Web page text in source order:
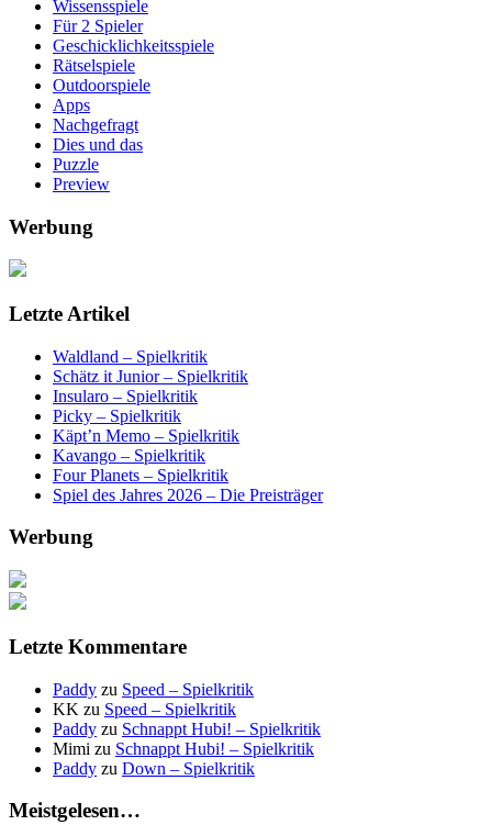
Wissensspiele
Für 2 Spieler
Geschicklichkeitsspiele
Rätselspiele
Outdoorspiele
Apps
Nachgefragt
Dies und das
Puzzle
Preview
Werbung
Letzte Artikel
Waldland – Spielkritik
Schätz it Junior – Spielkritik
Insularo – Spielkritik
Picky – Spielkritik
Käpt’n Memo – Spielkritik
Kavango – Spielkritik
Four Planets – Spielkritik
Spiel des Jahres 2026 – Die Preisträger
Werbung
Letzte Kommentare
Paddy zu Speed – Spielkritik
KK zu Speed – Spielkritik
Paddy zu Schnappt Hubi! – Spielkritik
Mimi zu Schnappt Hubi! – Spielkritik
Paddy zu Down – Spielkritik
Meistgelesen…